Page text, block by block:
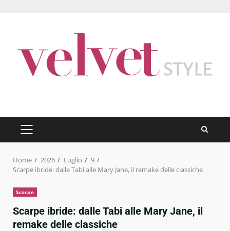
PRIMARY
MENU
Home 2026 Luglio
9
Scarpe ibride: dalle Tabi alle Mary Jane, il remake delle classiche
Scarpe
Scarpe ibride: dalle Tabi alle Mary Jane, il
remake delle classiche